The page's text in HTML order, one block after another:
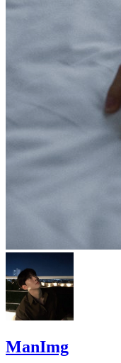
ManImg